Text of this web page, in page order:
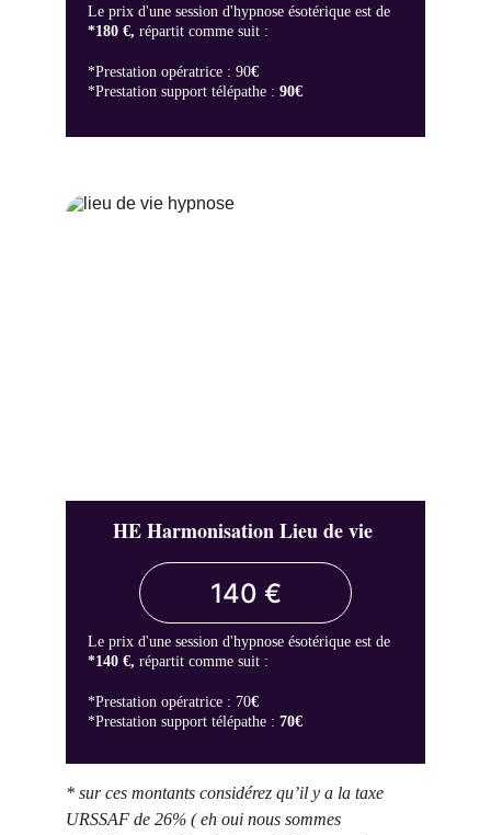
HE Harmonisation Lieu de vie
140 €
Le prix d'une session d'hypnose ésotérique est de
*140 €, répartit comme suit :
*Prestation opératrice : 70€
*Prestation support télépathe : 70€
Le prix d'une session d'hypnose ésotérique est de
*180 €, répartit comme suit :
*Prestation opératrice : 90€
*Prestation support télépathe : 90€
* sur ces montants considérez qu’il y a la taxe
URSSAF de 26% ( eh oui nous sommes